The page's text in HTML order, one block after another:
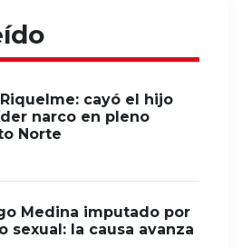
cayó el hijo
narco en pleno
Norte
Medina imputado por
sexual: la causa avanza